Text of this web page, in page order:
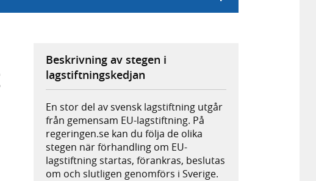
Beskrivning av stegen i
lagstiftningskedjan
En stor del av svensk lagstiftning utgår
från gemensam EU-lagstiftning. På
regeringen.se kan du följa de olika
stegen när förhandling om EU-
lagstiftning startas, förankras, beslutas
om och slutligen genomförs i Sverige.